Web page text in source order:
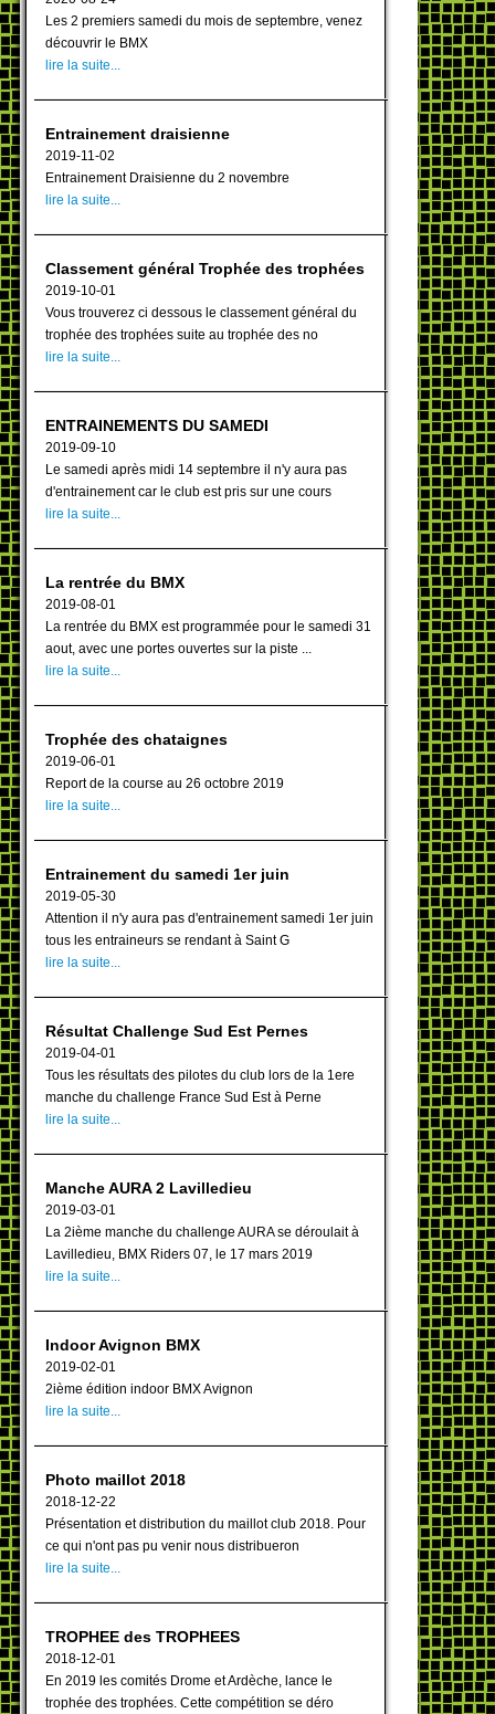
Les 2 premiers samedi du mois de septembre, venez
découvrir le BMX
lire la suite...
Entrainement draisienne
2019-11-02
Entrainement Draisienne du 2 novembre
lire la suite...
Classement général Trophée des trophées
2019-10-01
Vous trouverez ci dessous le classement général du
trophée des trophées suite au trophée des no
lire la suite...
ENTRAINEMENTS DU SAMEDI
2019-09-10
Le samedi après midi 14 septembre il n'y aura pas
d'entrainement car le club est pris sur une cours
lire la suite...
La rentrée du BMX
2019-08-01
La rentrée du BMX est programmée pour le samedi 31
aout, avec une portes ouvertes sur la piste ...
lire la suite...
Trophée des chataignes
2019-06-01
Report de la course au 26 octobre 2019
lire la suite...
Entrainement du samedi 1er juin
2019-05-30
Attention il n'y aura pas d'entrainement samedi 1er juin
tous les entraineurs se rendant à Saint G
lire la suite...
Résultat Challenge Sud Est Pernes
2019-04-01
Tous les résultats des pilotes du club lors de la 1ere
manche du challenge France Sud Est à Perne
lire la suite...
Manche AURA 2 Lavilledieu
2019-03-01
La 2ième manche du challenge AURA se déroulait à
Lavilledieu, BMX Riders 07, le 17 mars 2019
lire la suite...
Indoor Avignon BMX
2019-02-01
2ième édition indoor BMX Avignon
lire la suite...
Photo maillot 2018
2018-12-22
Présentation et distribution du maillot club 2018. Pour
ce qui n'ont pas pu venir nous distribueron
lire la suite...
TROPHEE des TROPHEES
2018-12-01
En 2019 les comités Drome et Ardèche, lance le
trophée des trophées. Cette compétition se déro